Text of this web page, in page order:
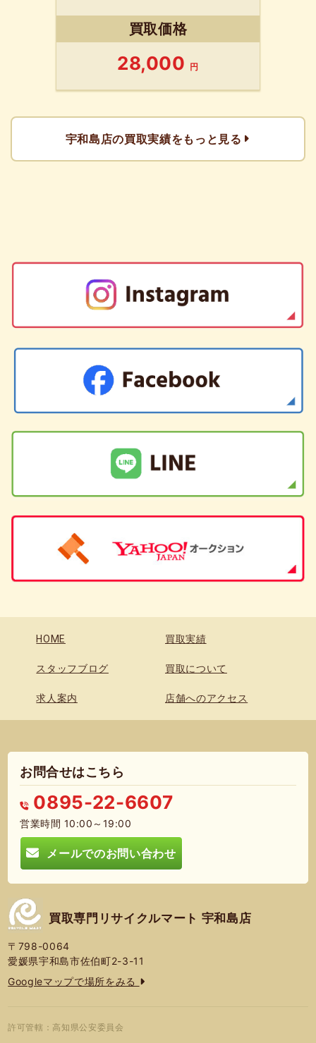
買取価格
28,000 円
宇和島店の買取実績をもっと見る
HOME 買取実績
スタッフブログ 買取について
求人案内 店舗へのアクセス
お問合せはこちら
0895-22-6607
営業時間 10:00～19:00
メールでのお問い合わせ
買取専門リサイクルマート 宇和島店
〒798-0064
愛媛県宇和島市佐伯町2-3-11
Googleマップで場所をみる
許可管轄：高知県公安委員会